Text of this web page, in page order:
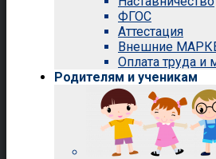
ФГОС
Аттестация
Внешние
Оплата труда
Родителям и ученикам